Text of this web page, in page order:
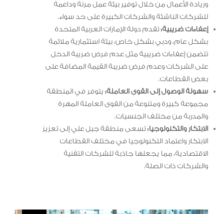
وريادة الأعمال من خلال توفير بيئة عمل مرنة وداعمة
للشركات الناشئة والشركات الكبيرة على حد سواء.
إعفاءات ضريبية:تقدم دولة الإمارات العربية المتحدة
بشكل عام، ودبي بشكل خاص، بيئة استثمارية ملائمة
تتضمن إعفاءات ضريبية مثل عدم فرض ضريبة الدخل
على الشركات وعدم فرض ضريبة القيمة المضافة على
بعض القطاعات.
سهولة الوصول إلى القوى العاملة: يتوفر في المنطقة
مجموعة كبيرة ومتنوعة من القوى العاملة المهرة
والمدربة من مختلف الجنسيات.
الابتكار والتكنولوجيا:تسعى منطقة جبل علي إلى تعزيز
الابتكار واعتماد التكنولوجيا في مختلف القطاعات
الاقتصادية، مما يجعلها جاذبة للشركات التقنية
والشركات ذات الصلة.